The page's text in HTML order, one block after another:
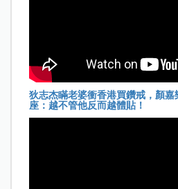
狄志杰瞞老婆衝香港買鑽戒，顏
座：越不管他反而越體貼！